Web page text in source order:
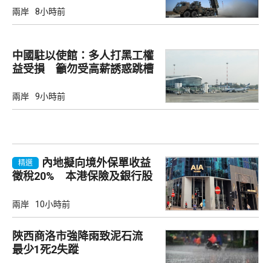
兩岸 8小時前
中國駐以使館：多人打黑工權
益受損 籲勿受高薪誘惑跳槽
兩岸 9小時前
精選
內地擬向境外保單收益
徵稅20% 本港保險及銀行股
兩岸 10小時前
陜西商洛市強降雨致泥石流
最少1死2失蹤